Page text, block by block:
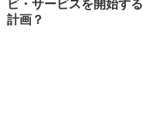
ビ・サービスを開始する
計画？